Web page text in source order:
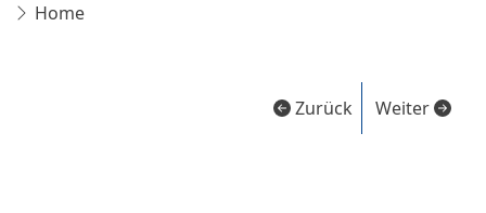
Home
Zurück Weiter